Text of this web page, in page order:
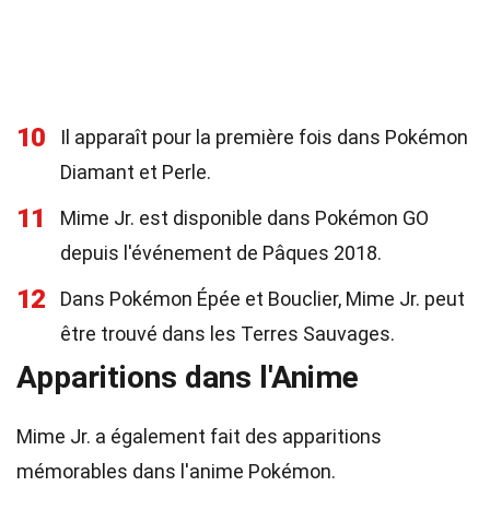
10
Il apparaît pour la première fois dans Pokémon
Diamant et Perle.
11
Mime Jr. est disponible dans Pokémon GO
depuis l'événement de Pâques 2018.
12
Dans Pokémon Épée et Bouclier, Mime Jr. peut
être trouvé dans les Terres Sauvages.
Apparitions dans l'Anime
Mime Jr. a également fait des apparitions
mémorables dans l'anime Pokémon.